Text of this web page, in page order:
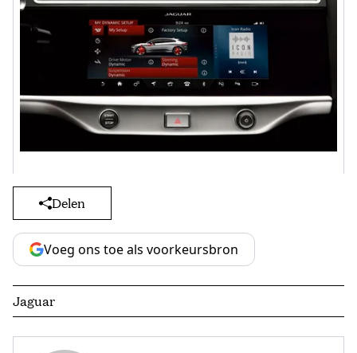
Delen
Voeg ons toe als voorkeursbron
Jaguar